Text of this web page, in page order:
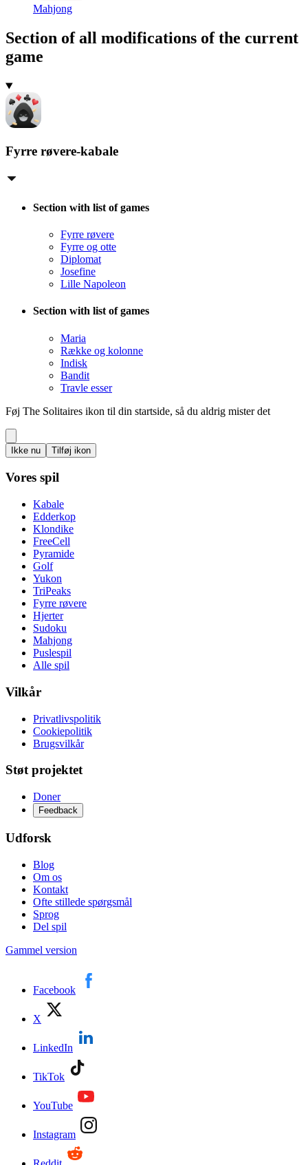
Mahjong
Section of all modifications of the current
game
Fyrre røvere-kabale
Section with list of games
Fyrre røvere
Fyrre og otte
Diplomat
Josefine
Lille Napoleon
Section with list of games
Maria
Række og kolonne
Indisk
Bandit
Travle esser
Føj The Solitaires ikon til din startside, så du aldrig mister det
Ikke nu Tilføj ikon
Vores spil
Kabale
Edderkop
Klondike
FreeCell
Pyramide
Golf
Yukon
TriPeaks
Fyrre røvere
Hjerter
Sudoku
Mahjong
Puslespil
Alle spil
Vilkår
Privatlivspolitik
Cookiepolitik
Brugsvilkår
Støt projektet
Doner
Feedback
Udforsk
Blog
Om os
Kontakt
Ofte stillede spørgsmål
Sprog
Del spil
Gammel version
Facebook
X
LinkedIn
TikTok
YouTube
Instagram